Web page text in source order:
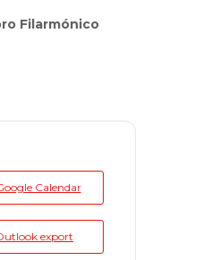
Filarmónico
Calendar
export